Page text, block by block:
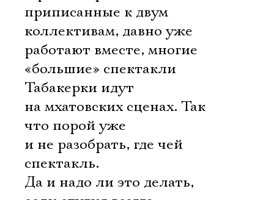
приписанные к двум
коллективам, давно уже
работают вместе, многие
«большие» спектакли
Табакерки идут
на мхатовских сценах. Так
что порой уже
и не разобрать, где чей
спектакль.
Да и надо ли это делать,